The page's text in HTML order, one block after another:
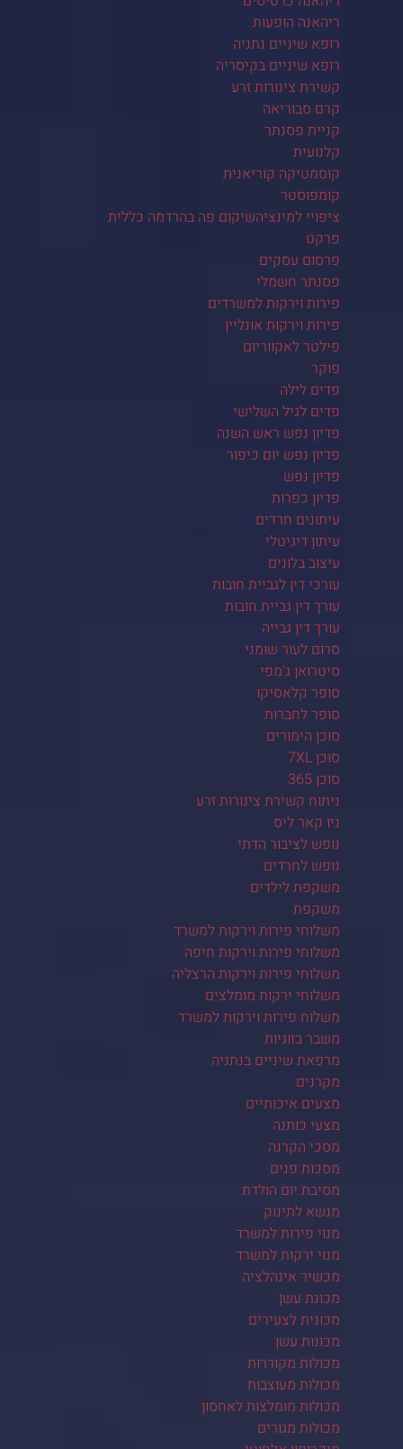
ריהאנה הופעות
רופא שיניים נתניה
רופא שיניים בקיסריה
קשירת צינורות זרע
קרם סבוריאה
קניית פסנתר
קלנועית
קוסמטיקה קוריאנית
קומפוסטר
ציפויי למינציהשיקום פה בהרדמה כללית
פרקט
פרסום עסקים
פסנתר חשמלי
פירות וירקות למשרדים
פירות וירקות אונליין
פילטר לאקווריום
פוקר
פדים לילה
פדים לגיל השלישי
פדיון נפש ראש השנה
פדיון נפש יום כיפור
פדיון נפש
פדיון כפרות
עיתונים חרדים
עיתון דיגיטלי
עיצוב בלונים
עורכי דין לגביית חובות
עורך דין גביית חובות
עורך דין גבייה
סרום לעור שומני
סיטרואן ג'מפי
סופר קלאסיקו
סופר לחברות
סוכן הימורים
סוכן 7XL
סוכן 365
ניתוח קשירת צינורות זרע
ניו קאר ליס
נופש לציבור הדתי
נופש לחרדים
משקפת לילדים
משקפת
משלוחי פירות וירקות למשרד
משלוחי פירות וירקות חיפה
משלוחי פירות וירקות הרצליה
משלוחי ירקות מומלצים
משלוח פירות וירקות למשרד
משבר בזוגיות
מרפאת שיניים בנתניה
מקרנים
מצעים איכותיים
מצעי כותנה
מסכי הקרנה
מסכות פנים
מסיבת יום הולדת
מנשא לתינוק
מנוי פירות למשרד
מנוי ירקות למשרד
מכשיר אינהלציה
מכונת עשן
מכונית לצעירים
מכונות עשן
מכולות מקוררות
מכולות מעוצבות
מכולות מומלצות לאחסון
מכולות מגורים